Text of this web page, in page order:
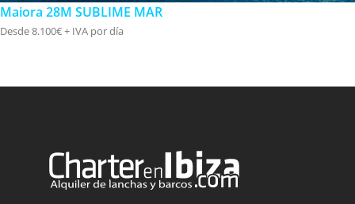
Maiora 28M SUBLIME MAR
Desde 8.100€ + IVA por día